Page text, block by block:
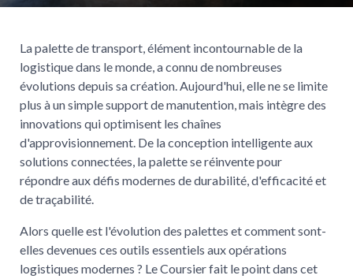
La palette de transport, élément incontournable de la
logistique dans le monde, a connu de nombreuses
évolutions depuis sa création. Aujourd'hui, elle ne se limite
plus à un simple support de manutention, mais intègre des
innovations qui optimisent les chaînes
d'approvisionnement. De la conception intelligente aux
solutions connectées, la palette se réinvente pour
répondre aux défis modernes de durabilité, d'efficacité et
de traçabilité.
Alors quelle est l'évolution des palettes et comment sont-
elles devenues ces outils essentiels aux opérations
logistiques modernes ? Le Coursier fait le point dans cet